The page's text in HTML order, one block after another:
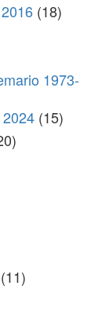
(18)
1973-
(15)
(11)